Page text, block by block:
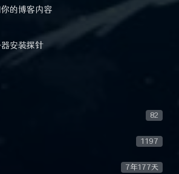
的博客内容
安装探针
82
1197
7年177天